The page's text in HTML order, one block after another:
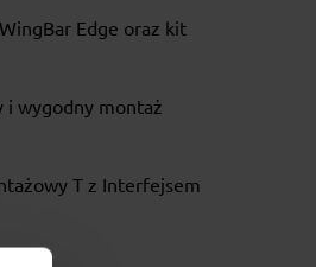
Edge oraz kit
i wygodny montaż
T z Interfejsem